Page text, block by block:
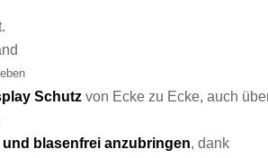
Schutz von Ecke zu Ecke, auch
und blasenfrei anzubringen, dank